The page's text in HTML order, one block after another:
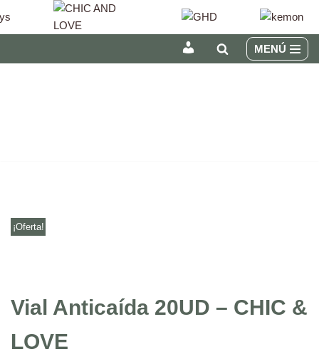
INICIAR
MENÚ
¡Oferta!
Vial Anticaída 20UD – CHIC &
LOVE